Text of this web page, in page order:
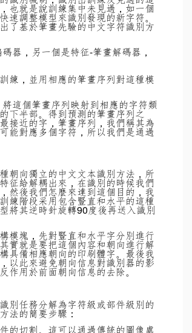
也就是說訓練集中未見過，如一個
速調整模型來識別發現的新字符。
了基於筆畫先驗的中文字符識別方
器，另一個是特征-筆畫解碼器，
練，並用相應的筆畫序列對這種模
這個筆畫序列映射到相應的字符類
下半部。得到預測的筆畫序列之
接近的字，筆畫序列，我們稱其為
能對應多個字符，所以我們是通過
朝向獨立的中文文本識別方法，所
征給解耦出來，在識別的時候我們
然後我們怎麼來達到這個目的，我
練階段采用包含豎直和水平的這種
將其逆時針旋轉90度後再送入識別
模塊，先對豎直和水平字分別進行
實就是要把這個內容和朝向進行解
具備相應朝向的印刷體字。最後我
以此來避免朝向信息對識別器的影
作用於前面朝向信息的去除。
別任務分解為字符級或部件級別的
法的簡要步驟：
的切割。這可以通過傳統的圖像處